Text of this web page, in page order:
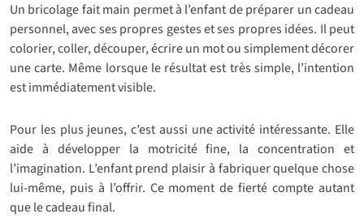
Un bricolage fait main permet à l’enfant de préparer un cadeau
personnel, avec ses propres gestes et ses propres idées. Il peut
colorier, coller, découper, écrire un mot ou simplement décorer
une carte. Même lorsque le résultat est très simple, l’intention
est immédiatement visible.
Pour les plus jeunes, c’est aussi une activité intéressante. Elle
aide à développer la motricité fine, la concentration et
l’imagination. L’enfant prend plaisir à fabriquer quelque chose
lui-même, puis à l’offrir. Ce moment de fierté compte autant
que le cadeau final.